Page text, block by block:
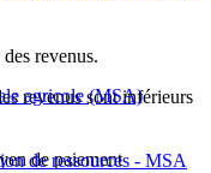
revenus.
revenus sont inférieurs
de paiement
agricole (MSA)
de ressources - MSA